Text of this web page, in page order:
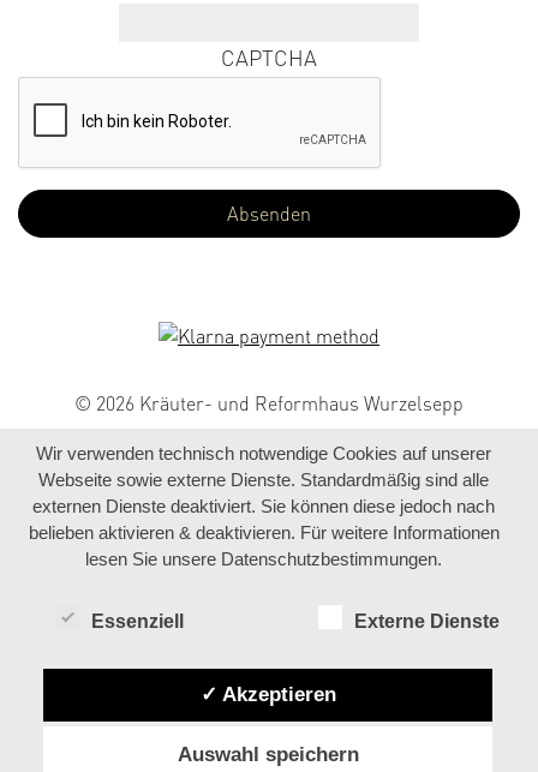
CAPTCHA
© 2026 Kräuter- und Reformhaus Wurzelsepp
Wir verwenden technisch notwendige Cookies auf unserer
Webseite sowie externe Dienste. Standardmäßig sind alle
externen Dienste deaktiviert. Sie können diese jedoch nach
belieben aktivieren & deaktivieren. Für weitere Informationen
lesen Sie unsere Datenschutzbestimmungen.
Essenziell Externe Dienste
✓ Akzeptieren
Auswahl speichern